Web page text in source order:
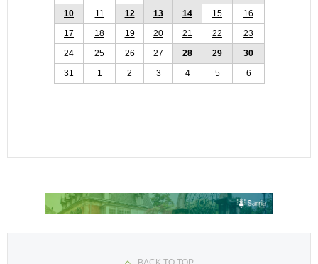
10
11 12 13 14 15
16
17
18 19 20 21 22
23
24
25 26 27 28 29
30
31
1 2 3 4 5 6